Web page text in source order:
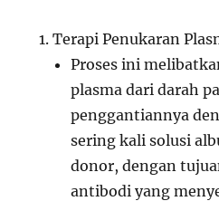
Terapi Penukaran
Proses ini
plasma dari darah
penggantiannya
sering kali solusi
donor, dengan
antibodi yang